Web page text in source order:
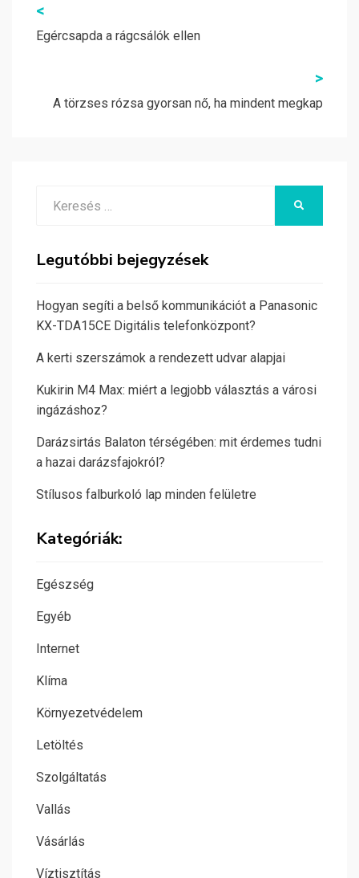
Bejegyzés
navigáció
<
Egércsapda a rágcsálók ellen
>
A törzses rózsa gyorsan nő, ha mindent megkap
Legutóbbi bejegyzések
Hogyan segíti a belső kommunikációt a Panasonic
KX-TDA15CE Digitális telefonközpont?
A kerti szerszámok a rendezett udvar alapjai
Kukirin M4 Max: miért a legjobb választás a városi
ingázáshoz?
Darázsirtás Balaton térségében: mit érdemes tudni
a hazai darázsfajokról?
Stílusos falburkoló lap minden felületre
Kategóriák:
Egészség
Egyéb
Internet
Klíma
Környezetvédelem
Letöltés
Szolgáltatás
Vallás
Vásárlás
Víztisztítás